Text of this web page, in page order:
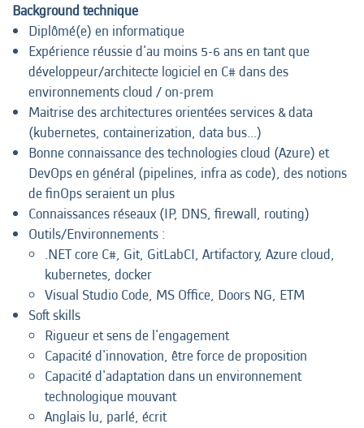
Background technique
Diplômé(e) en informatique
Expérience réussie d'au moins 5-6 ans en tant que
développeur/architecte logiciel en C# dans des
environnements cloud / on-prem
Maitrise des architectures orientées services & data
(kubernetes, containerization, data bus...)
Bonne connaissance des technologies cloud (Azure) et
DevOps en général (pipelines, infra as code), des notions
de finOps seraient un plus
Connaissances réseaux (IP, DNS, firewall, routing)
Outils/Environnements :
.NET core C#, Git, GitLabCI, Artifactory, Azure cloud,
kubernetes, docker
Visual Studio Code, MS Office, Doors NG, ETM
Soft skills
Rigueur et sens de l'engagement
Capacité d'innovation, être force de proposition
Capacité d'adaptation dans un environnement
technologique mouvant
Anglais lu, parlé, écrit